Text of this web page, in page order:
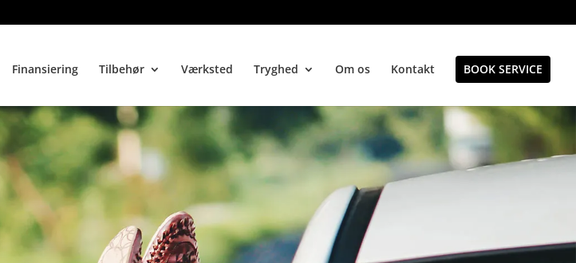
Finansiering Tilbehør Værksted Tryghed Om os Kontakt BOOK SERVICE